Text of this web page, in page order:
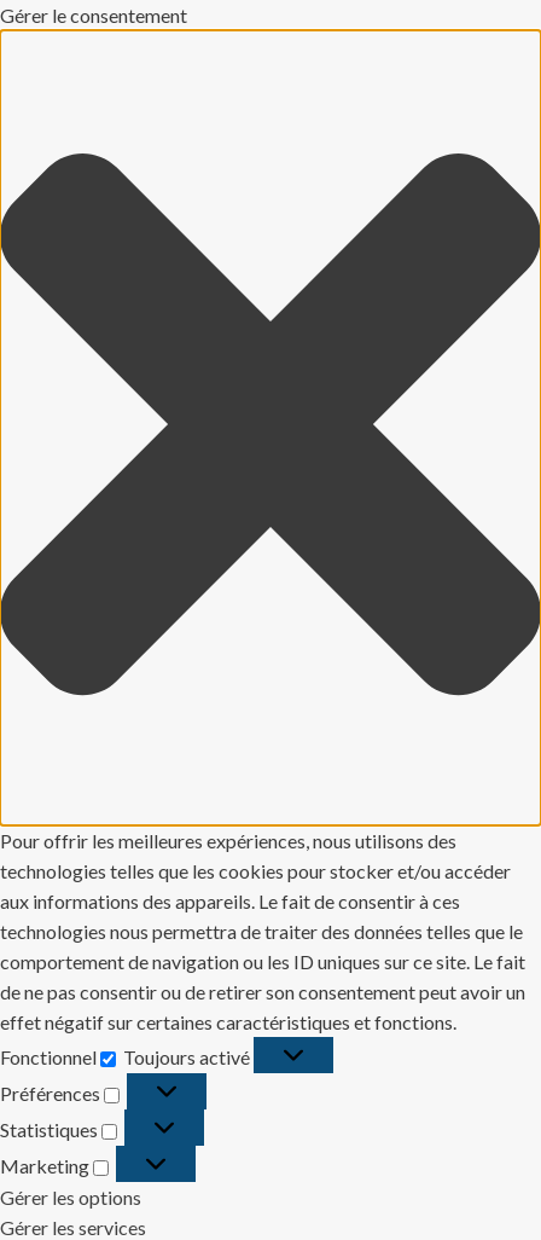
Gérer le consentement
Pour offrir les meilleures expériences, nous utilisons des
technologies telles que les cookies pour stocker et/ou accéder
aux informations des appareils. Le fait de consentir à ces
technologies nous permettra de traiter des données telles que le
comportement de navigation ou les ID uniques sur ce site. Le fait
de ne pas consentir ou de retirer son consentement peut avoir un
effet négatif sur certaines caractéristiques et fonctions.
Fonctionnel
Fonctionnel
Toujours activé
Préférences
Préférences
Statistiques
Statistiques
Marketing
Marketing
Gérer les options
Gérer les services